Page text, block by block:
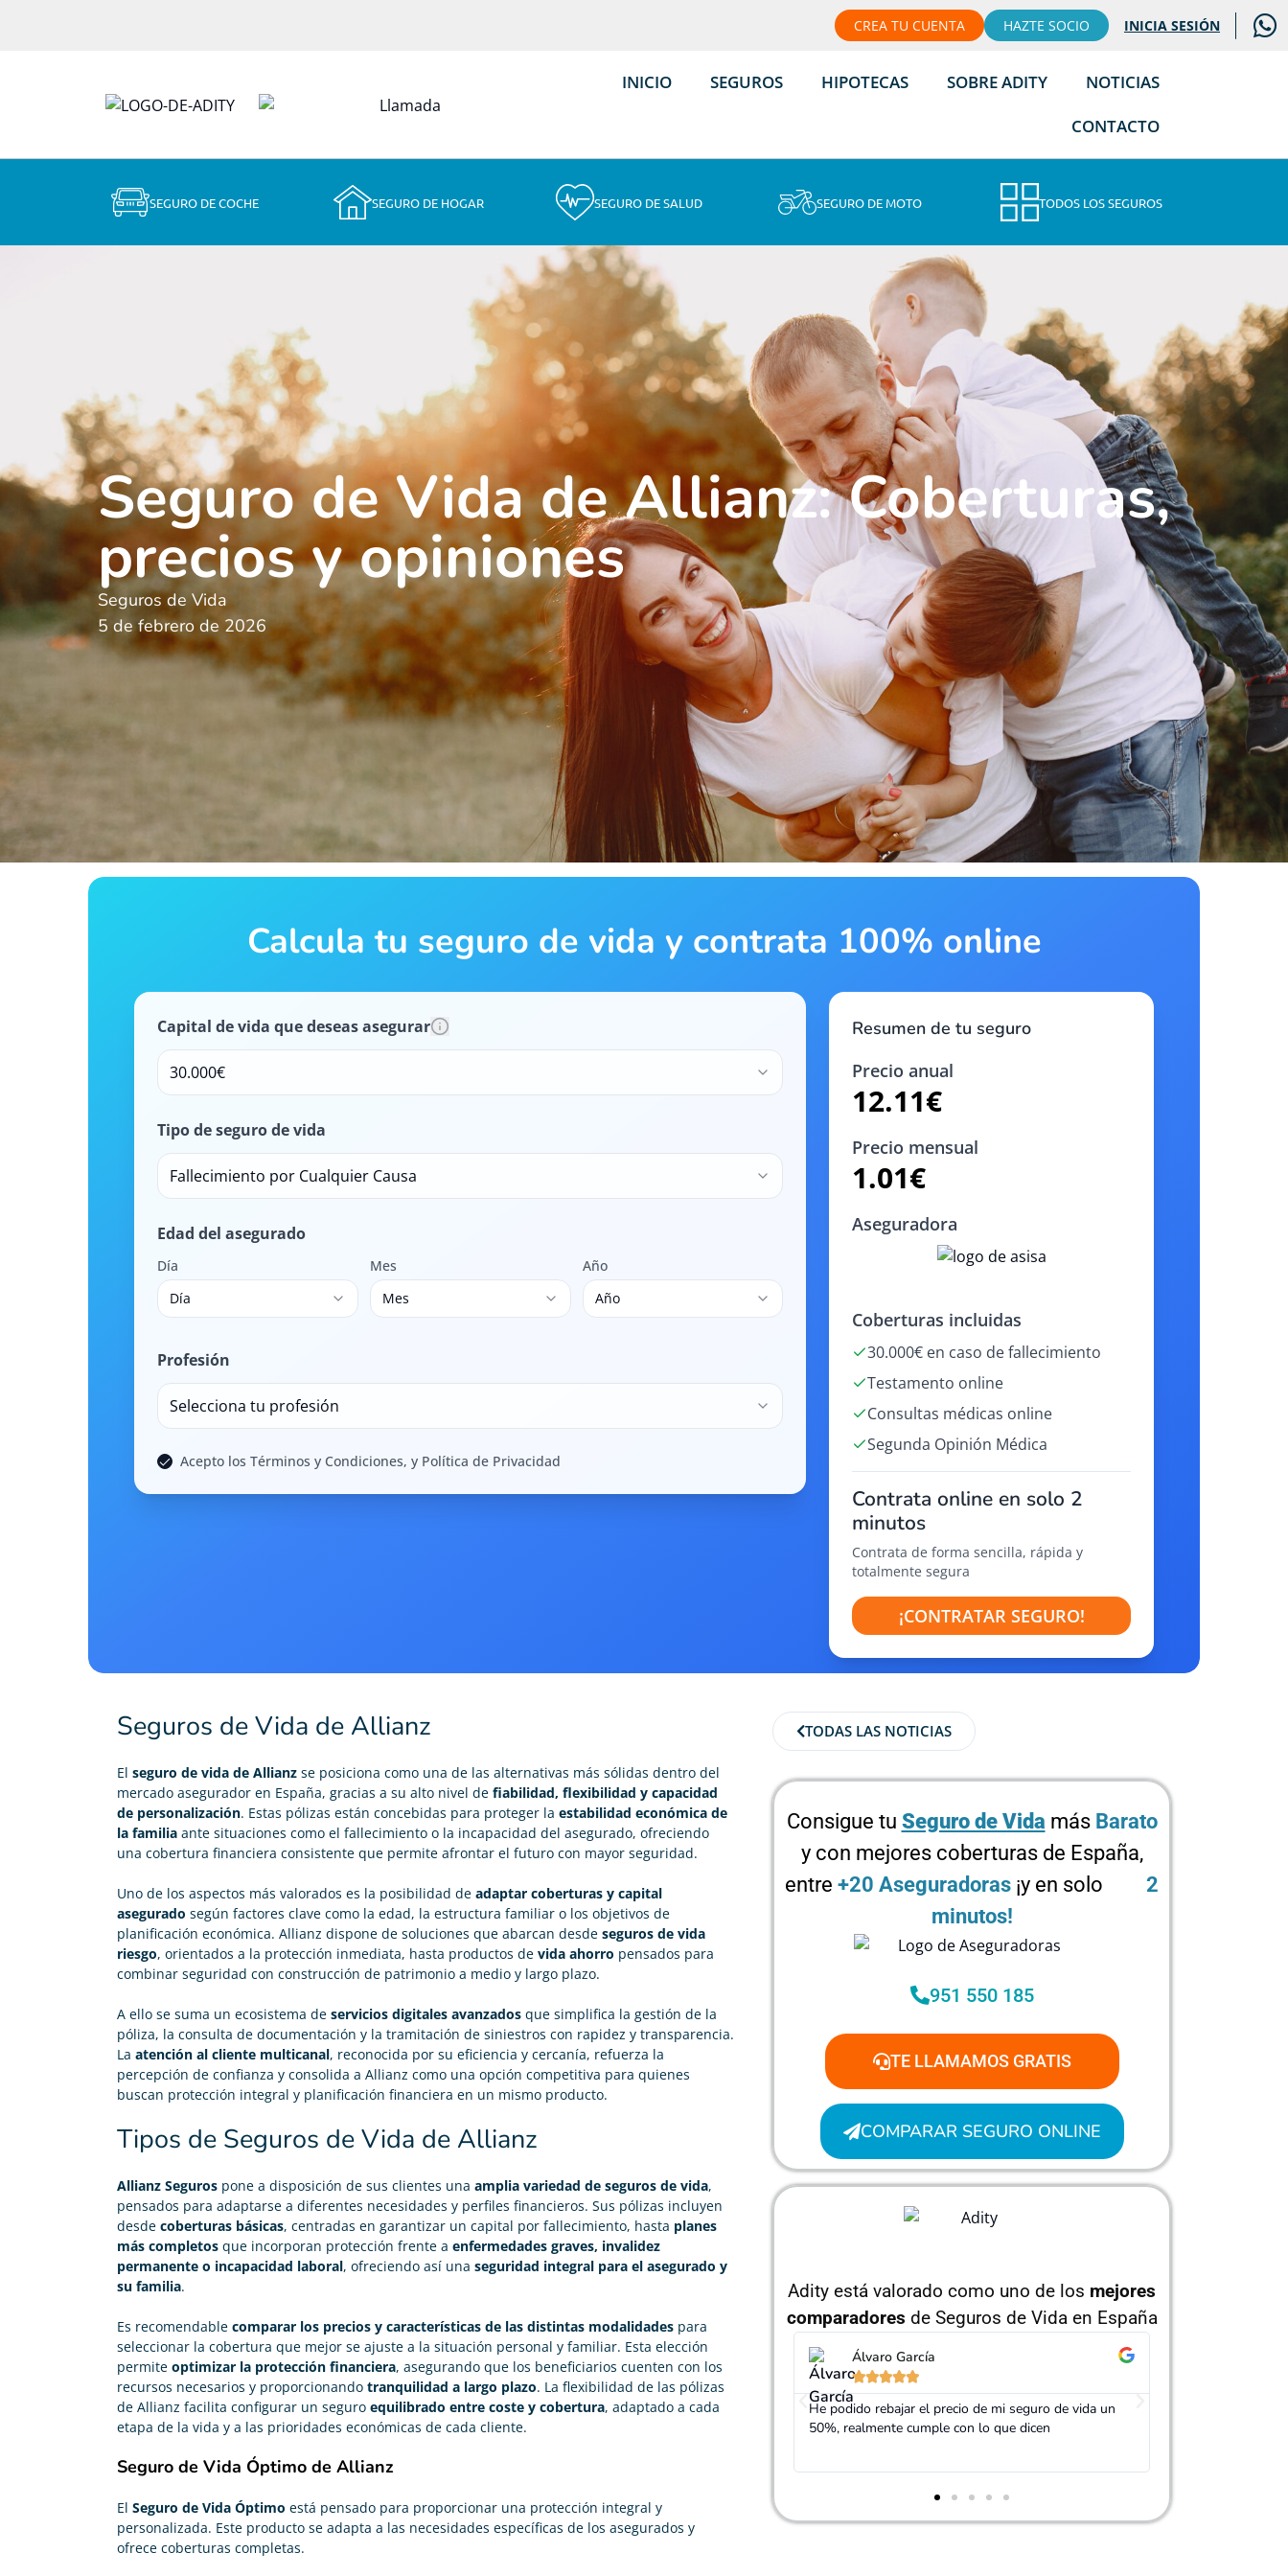
CREA TU CUENTA HAZTE SOCIO INICIA SESIÓN
INICIO SEGUROS HIPOTECAS SOBRE ADITY
NOTICIAS
CONTACTO
SEGURO DE COCHE SEGURO DE HOGAR SEGURO DE SALUD SEGURO DE MOTO TODOS LOS SEGUROS
Seguro de Vida de Allianz: Coberturas,
precios y opiniones
Seguros de Vida
5 de febrero de 2026
Calcula tu seguro de vida y contrata 100% online
Capital de vida que deseas asegurar
30.000€
Tipo de seguro de vida
Fallecimiento por Cualquier Causa
Edad del asegurado
Día
Día
Mes
Mes
Año
Año
Profesión
Selecciona tu profesión
Acepto los Términos y Condiciones, y Política de Privacidad
Resumen de tu seguro
Precio anual
12.11€
Precio mensual
1.01€
Aseguradora
Coberturas incluidas
30.000€ en caso de fallecimiento
Testamento online
Consultas médicas online
Segunda Opinión Médica
Contrata online en solo 2
minutos
Contrata de forma sencilla, rápida y
totalmente segura
¡CONTRATAR SEGURO!
Seguros de Vida de Allianz
El seguro de vida de Allianz se posiciona como una de las alternativas más sólidas dentro del
mercado asegurador en España, gracias a su alto nivel de fiabilidad, flexibilidad y capacidad
de personalización. Estas pólizas están concebidas para proteger la estabilidad económica de
la familia ante situaciones como el fallecimiento o la incapacidad del asegurado, ofreciendo
una cobertura financiera consistente que permite afrontar el futuro con mayor seguridad.
Uno de los aspectos más valorados es la posibilidad de adaptar coberturas y capital
asegurado según factores clave como la edad, la estructura familiar o los objetivos de
planificación económica. Allianz dispone de soluciones que abarcan desde seguros de vida
riesgo, orientados a la protección inmediata, hasta productos de vida ahorro pensados para
combinar seguridad con construcción de patrimonio a medio y largo plazo.
A ello se suma un ecosistema de servicios digitales avanzados que simplifica la gestión de la
póliza, la consulta de documentación y la tramitación de siniestros con rapidez y transparencia.
La atención al cliente multicanal, reconocida por su eficiencia y cercanía, refuerza la
percepción de confianza y consolida a Allianz como una opción competitiva para quienes
buscan protección integral y planificación financiera en un mismo producto.
Tipos de Seguros de Vida de Allianz
Allianz Seguros pone a disposición de sus clientes una amplia variedad de seguros de vida,
pensados para adaptarse a diferentes necesidades y perfiles financieros. Sus pólizas incluyen
desde coberturas básicas, centradas en garantizar un capital por fallecimiento, hasta planes
más completos que incorporan protección frente a enfermedades graves, invalidez
permanente o incapacidad laboral, ofreciendo así una seguridad integral para el asegurado y
su familia.
Es recomendable comparar los precios y características de las distintas modalidades para
seleccionar la cobertura que mejor se ajuste a la situación personal y familiar. Esta elección
permite optimizar la protección financiera, asegurando que los beneficiarios cuenten con los
recursos necesarios y proporcionando tranquilidad a largo plazo. La flexibilidad de las pólizas
de Allianz facilita configurar un seguro equilibrado entre coste y cobertura, adaptado a cada
etapa de la vida y a las prioridades económicas de cada cliente.
Seguro de Vida Óptimo de Allianz
El Seguro de Vida Óptimo está pensado para proporcionar una protección integral y
personalizada. Este producto se adapta a las necesidades específicas de los asegurados y
ofrece coberturas completas.
TODAS LAS NOTICIAS
Consigue tu Seguro de Vida más Barato
y con mejores coberturas de España,
entre +20 Aseguradoras ¡y en solo 2
minutos!
951 550 185
TE LLAMAMOS GRATIS
COMPARAR SEGURO ONLINE
Adity está valorado como uno de los mejores
comparadores de Seguros de Vida en España
Carolina Garcés
  
Me he pasado de mi antigua compañía y ahora pago
200€ menos en mi seguro de vida y me han
Álvaro García
 
He podido rebajar el precio de mi seguro de vida un
50%, realmente cumple con lo que dicen
Jorge Pérez

Gracias Adity por ayudarme a conseguir un seguro
mucho más barato que el anterior